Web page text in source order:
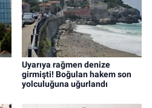
Uyarıya rağmen denize
girmişti! Boğulan hakem son
yolculuğuna uğurlandı